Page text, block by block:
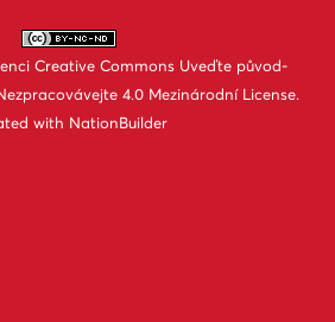
Creative Commons Uveďte původ-
4.0 Mezinárodní License.
with NationBuilder